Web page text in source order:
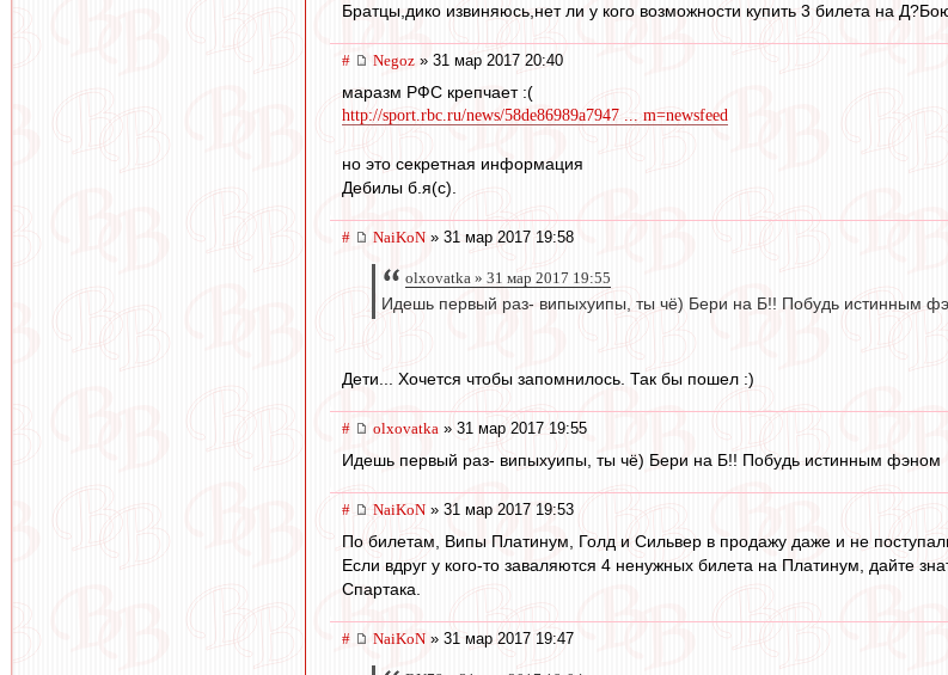
Братцы,дико извиняюсь,нет ли у кого возможности купить 3 билета на
# Negoz » 31 мар 2017 20:40
маразм РФС крепчает :(
http://sport.rbc.ru/news/58de86989a7947 ... m=newsfeed
но это секретная информация
Дебилы б.я(с).
# NaiKoN » 31 мар 2017 19:58
olxovatka » 31 мар 2017 19:55
Идешь первый раз- випыхуипы, ты чё) Бери на Б!! Побудь истинным
Дети... Хочется чтобы запомнилось. Так бы пошел :)
# olxovatka » 31 мар 2017 19:55
Идешь первый раз- випыхуипы, ты чё) Бери на Б!! Побудь истинным фэном
# NaiKoN » 31 мар 2017 19:53
По билетам, Випы Платинум, Голд и Сильвер в продажу даже и не
Если вдруг у кого-то заваляются 4 ненужных билета на Платинум, дайте
Спартака.
# NaiKoN » 31 мар 2017 19:47